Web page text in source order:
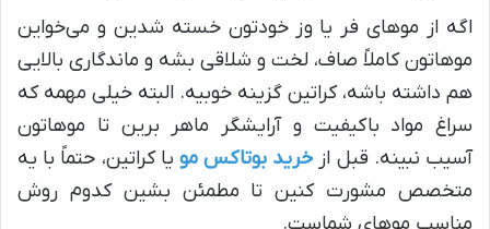
اگه از موهای فر یا وز خودتون خسته شدین و می‌خواین
موهاتون کاملاً صاف، لخت و شلاقی بشه و ماندگاری بالایی
هم داشته باشه، کراتین گزینه خوبیه. البته خیلی مهمه که
سراغ مواد باکیفیت و آرایشگر ماهر برین تا موهاتون
آسیب نبینه. قبل ازخرید بوتاکس مو یا کراتین، حتماً با یه
متخصص مشورت کنین تا مطمئن بشین کدوم روش
مناسب موهای شماست.